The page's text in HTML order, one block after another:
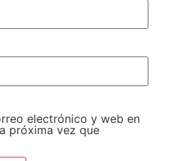
electrónico y web en
próxima vez que